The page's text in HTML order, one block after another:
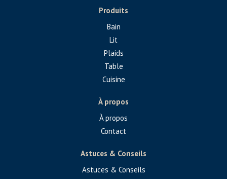
Produits
Bain
Lit
Plaids
Table
Cuisine
À propos
À propos
Contact
Astuces & Conseils
Astuces & Conseils